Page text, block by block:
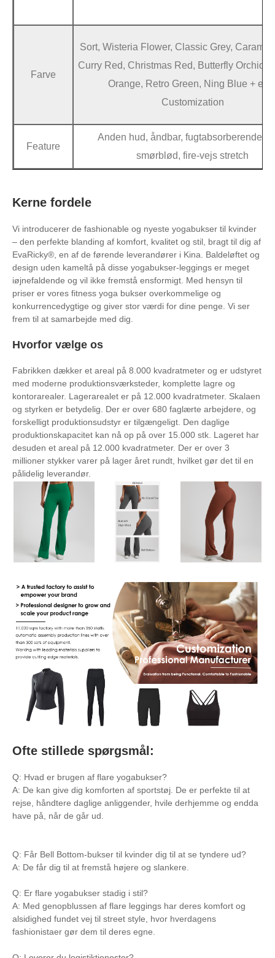
Farve
Sort, Wisteria Flower, Classic Grey, Caramel
Curry Red, Christmas Red, Butterfly Orchid,
Orange, Retro Green, Ning Blue +
Customization
Feature
Anden hud, åndbar, fugtabsorberende
smørblød, fire-vejs stretch
Kerne fordele
Vi introducerer de fashionable og nyeste yogabukser til kvinder
– den perfekte blanding af komfort, kvalitet og stil, bragt til dig af
EvaRicky®, en af ​​de førende leverandører i Kina. Baldeløftet og
design uden kameltå på disse yogabukser-leggings er meget
iøjnefaldende og vil ikke fremstå ensformigt. Med hensyn til
priser er vores fitness yoga bukser overkommelige og
konkurrencedygtige og giver stor værdi for dine penge. Vi ser
frem til at samarbejde med dig.
Hvorfor vælge os
Fabrikken dækker et areal på 8.000 kvadratmeter og er udstyret
med moderne produktionsværksteder, komplette lagre og
kontorarealer. Lagerarealet er på 12.000 kvadratmeter. Skalaen
og styrken er betydelig. Der er over 680 faglærte arbejdere, og
forskelligt produktionsudstyr er tilgængeligt. Den daglige
produktionskapacitet kan nå op på over 15.000 stk. Lageret har
desuden et areal på 12.000 kvadratmeter. Der er over 3
millioner stykker varer på lager året rundt, hvilket gør det til en
pålidelig leverandør.
Ofte stillede spørgsmål:
Q: Hvad er brugen af ​​flare yogabukser?
A: De kan give dig komforten af ​​sportstøj. De er perfekte til at
rejse, håndtere daglige anliggender, hvile derhjemme og endda
have på, når de går ud.
Q: Får Bell Bottom-bukser til kvinder dig til at se tyndere ud?
A: De får dig til at fremstå højere og slankere.
Q: Er flare yogabukser stadig i stil?
A: Med genopblussen af ​​flare leggings har deres komfort og
alsidighed fundet vej til street style, hvor hverdagens
fashionistaer gør dem til deres egne.